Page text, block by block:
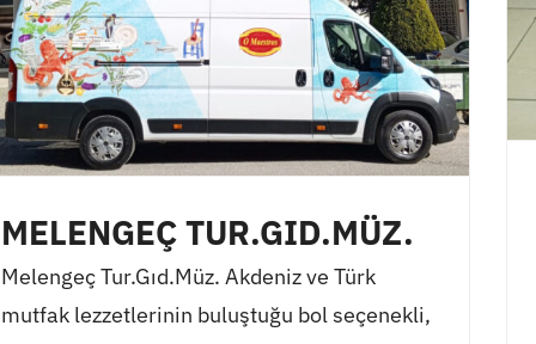
MELENGEÇ TUR.GID.MÜZ.
Melengeç Tur.Gıd.Müz. Akdeniz ve Türk
mutfak lezzetlerinin buluştuğu bol seçenekli,